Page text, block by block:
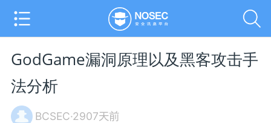
GodGame漏洞原理以及黑客攻击手
法分析
BCSEC·2907天前